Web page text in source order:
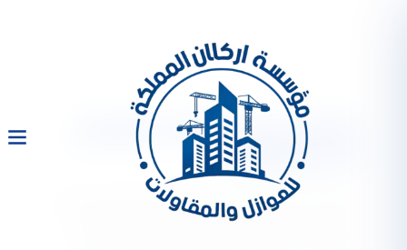
شركة عزل حمامات بالرياض
0533334179
حمامات بالرياض .. يعتبر عزل الحمامات أمرًا حيويًا